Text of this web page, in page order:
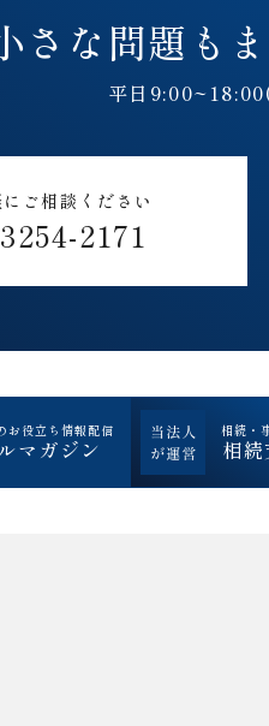
さな問題も
平日
ご相談ください
2171
お役立ち情報配信
マガジン
相続・
相